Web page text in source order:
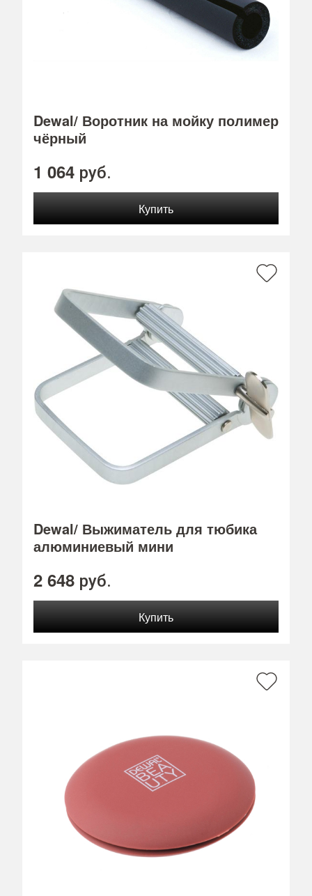
Dewal/ Воротник на мойку полимер
чёрный
1 064 руб.
Dewal/ Выжиматель для тюбика
алюминиевый мини
2 648 руб.